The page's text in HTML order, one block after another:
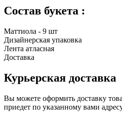
Состав букета :
Маттиола - 9 шт
Дизайнерская упаковка
Лента атласная
Доставка
Курьерская доставка
Вы можете оформить доставку
приедет по указанному вами